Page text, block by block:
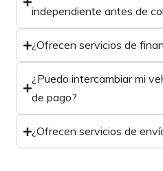
independiente antes de
¿Ofrecen servicios de
¿Puedo intercambiar mi
de pago?
¿Ofrecen servicios de